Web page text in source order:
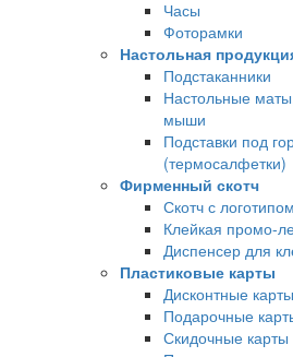
Часы
Фоторамки
Настольная
Подстаканники
Настольные
мыши
Подставки под
(термосалфетки)
Фирменный скотч
Скотч с логотипом
Клейкая промо-
Диспенсер для
Пластиковые карты
Дисконтные карты
Подарочные
Скидочные карты